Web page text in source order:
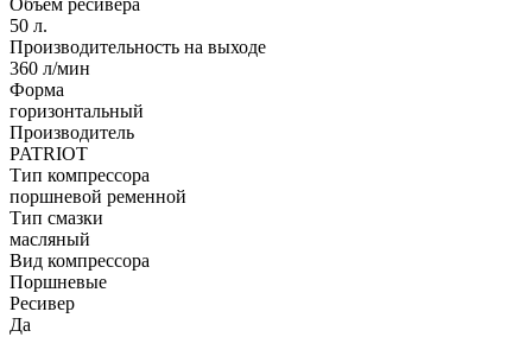
Объем ресивера
50 л.
Производительность на выходе
360 л/мин
Форма
горизонтальный
Производитель
PATRIOT
Тип компрессора
поршневой ременной
Тип смазки
масляный
Вид компрессора
Поршневые
Ресивер
Да